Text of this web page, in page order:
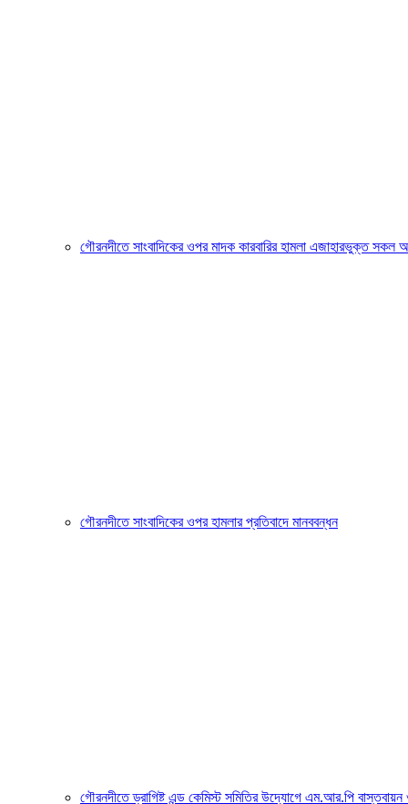
গৌরনদীতে সাংবাদিকের ওপর মাদক কারবারির হামলা এজাহারভুক্ত সকল
গৌরনদীতে সাংবাদিকের ওপর হামলার প্রতিবাদে মানববন্ধন
গৌরনদীতে ড্রাগিষ্ট এন্ড কেমিস্ট সমিতির উদ্যোগে এম.আর.পি